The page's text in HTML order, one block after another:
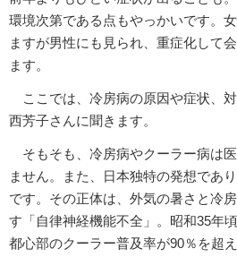
環境次第である点もやっかいです。
ますが男性にも見られ、重症化して
ます。
ここでは、冷房病の原因や症状、
西芳子さんに聞きます。
そもそも、冷房病やクーラー病は
ません。また、日本独特の発想であ
です。その正体は、外気の暑さと冷
す「自律神経機能不全」。昭和35年
都心部のクーラー普及率が90％を超